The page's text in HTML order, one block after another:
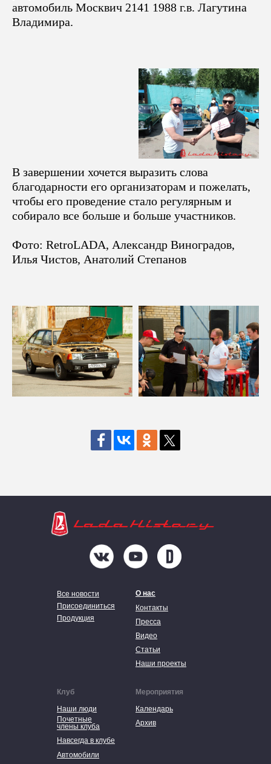
автомобиль Москвич 2141 1988 г.в. Лагутина
Владимира.
В завершении хочется выразить слова
благодарности его организаторам и пожелать,
чтобы его проведение стало регулярным и
собирало все больше и больше участников.
Фото: RetroLADA, Александр Виноградов,
Илья Чистов, Анатолий Степанов
Статьи
Контакты
Наши проекты
Пресса
Видео
Продукция
Наши люди
Клуб
Календарь
Мероприятия
О нас
Присоединиться
Все новости
Архив
Навсегда в клубе
Почетные
члены клуба
Автомобили